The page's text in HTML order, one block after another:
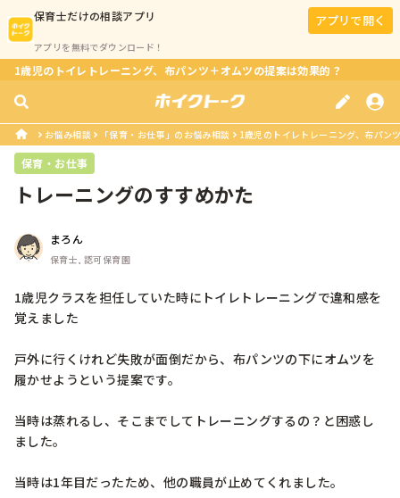
保育士だけの相談アプリ
アプリを無料でダウンロード！
アプリで開く
1歳児のトイレトレーニング、布パンツ＋オムツの提案は効果的？
お悩み相談 「保育・お仕事」のお悩み相談 1歳児のトイレトレーニング、布パン
保育・お仕事
トレーニングのすすめかた
まろん
保育士, 認可保育園
1歳児クラスを担任していた時にトイレトレーニングで違和感を
覚えました
戸外に行くけれど失敗が面倒だから、布パンツの下にオムツを
履かせようという提案です。
当時は蒸れるし、そこまでしてトレーニングするの？と困惑し
ました。
当時は1年目だったため、他の職員が止めてくれました。